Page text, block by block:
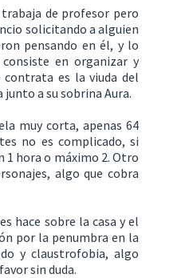
de profesor pero
solicitando a alguien
pensando en él, y lo
en organizar y
es la viuda del
junto a su sobrina Aura.
muy corta, apenas 64
no es complicado, si
1 hora o máximo 2. Otro
algo que cobra
hace sobre la casa y el
por la penumbra en la
y claustrofobia, algo
sin duda.